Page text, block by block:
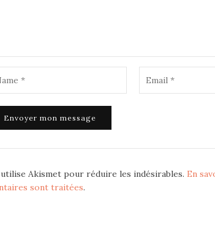
Akismet pour réduire les indésirables. En
sont traitées.